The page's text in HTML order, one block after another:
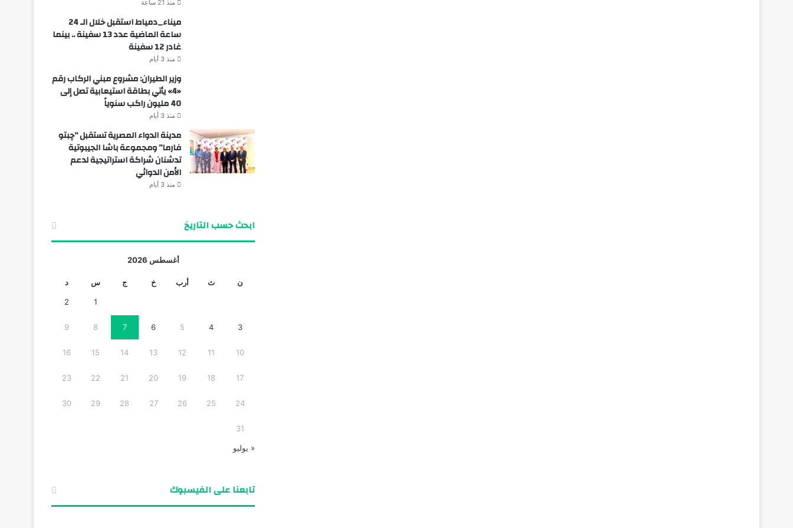
منذ 21 ساعة
ميناء_دمياط استقبل خلال الـ 24
ساعة الماضية عدد 13 سفينة .. بينما
غادر 12 سفينة
منذ 3 أيام
وزير الطيران: مشروع مبني الركاب رقم
«4» يأتي بطاقة استيعابية تصل إلى
40 مليون راكب سنوياً
منذ 3 أيام
مدينة الدواء المصرية تستقبل “چبتو
فارما” ومجموعة باشا الجيبوتية
تدشنان شراكة استراتيجية لدعم
الأمن الدوائي
منذ 3 أيام
ابحث حسب التاريخ
أغسطس 2026
ن ث أرب خ ج س د
1
2
3
4
5
6
7
8
9
10
11
12
13
14
15
16
17
18
19
20
21
22
23
24
25
26
27
28
29
30
31
« يوليو
تابعنا على الفيسبوك